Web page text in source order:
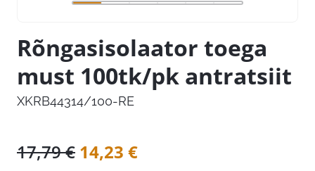
Rõngasisolaator toega
must 100tk/pk antratsiit
XKRB44314/100-RE
17,79€ Algne
14,23 €Praegune